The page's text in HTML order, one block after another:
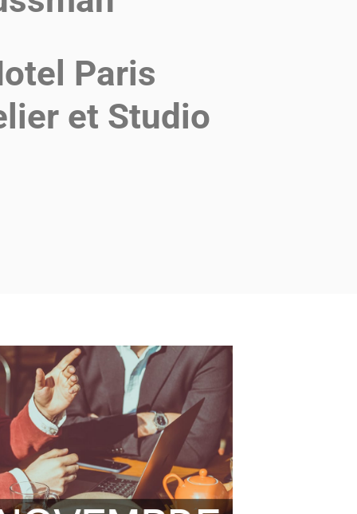
Paris
et Studio